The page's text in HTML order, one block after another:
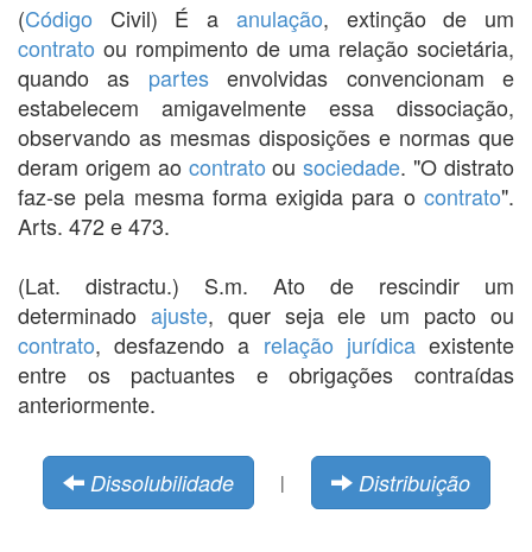
(Código Civil) É a anulação, extinção de um
contrato ou rompimento de uma relação societária,
quando as partesenvolvidas convencionam e
estabelecem amigavelmente essa dissociação,
observando as mesmas disposições e normas que
deram origem ao contrato ousociedade. "O distrato
faz-se pela mesma forma exigida para o contrato".
Arts. 472 e 473.
(Lat. distractu.) S.m. Ato de rescindir um
determinado ajuste, quer seja ele um pacto ou
contrato, desfazendo a relação jurídicaexistente
entre os pactuantes e obrigações contraídas
anteriormente.
Dissolubilidade | Distribuição